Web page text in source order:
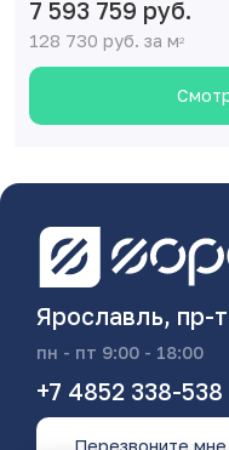
7 593 759 руб.
128 730 руб. за м2
Ярославль, пр-
пн - пт 9:00 - 18:00
+7 4852 338-538